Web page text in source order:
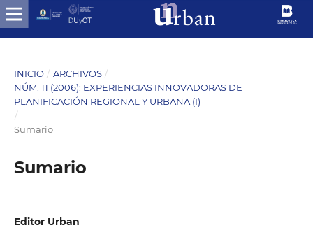
INICIO / ARCHIVOS /
NÚM. 11 (2006): EXPERIENCIAS INNOVADORAS DE
PLANIFICACIÓN REGIONAL Y URBANA (I)
/
Sumario
Sumario
Editor Urban